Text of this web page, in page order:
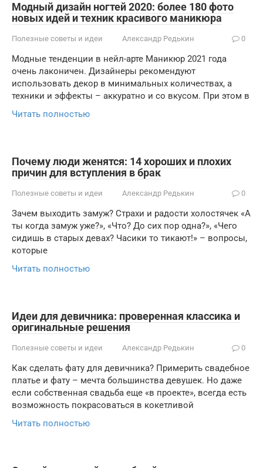
Модный дизайн ногтей 2020: более 180 фото
новых идей и техник красивого маникюра
Полезные советы и идеи Александр Редькин 0
Модные тенденции в нейл-арте Маникюр 2021 года
очень лаконичен. Дизайнеры рекомендуют
использовать декор в минимальных количествах, а
техники и эффекты – аккуратно и со вкусом. При этом в
Читать полностью
Почему люди женятся: 14 хороших и плохих
причин для вступления в брак
Полезные советы и идеи Александр Редькин 0
Зачем выходить замуж? Страхи и радости холостячек «А
ты когда замуж уже?», «Что? До сих пор одна?», «Чего
сидишь в старых девах? Часики то тикают!» – вопросы,
которые
Читать полностью
Идеи для девичника: проверенная классика и
оригинальные решения
Полезные советы и идеи Александр Редькин 0
Как сделать фату для девичника? Примерить свадебное
платье и фату – мечта большинства девушек. Но даже
если собственная свадьба еще «в проекте», всегда есть
возможность покрасоваться в кокетливой
Читать полностью